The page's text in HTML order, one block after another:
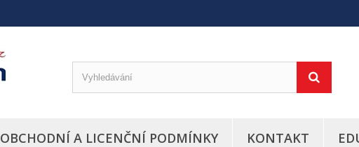
OBCHODNÍ A LICENČNÍ PODMÍNKY KONTAKT